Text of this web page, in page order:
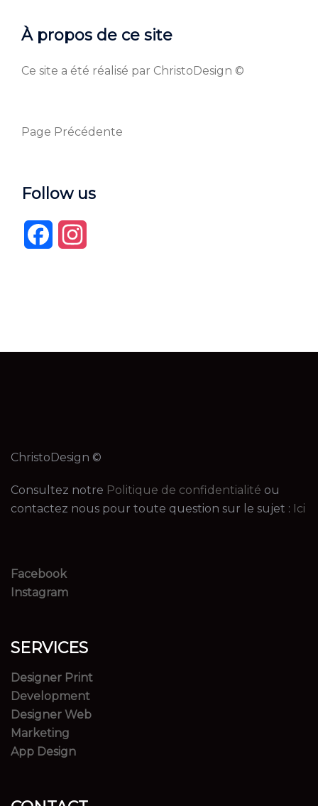
À propos de ce site
Ce site a été réalisé par ChristoDesign ©
Page Précédente
Follow us
Facebook
ChristoDesign ©
Consultez notre Politique de confidentialité ou
contactez nous pour toute question sur le sujet : Ici
Facebook
Instagram
SERVICES
Designer Print
Development
Designer Web
Marketing
App Design